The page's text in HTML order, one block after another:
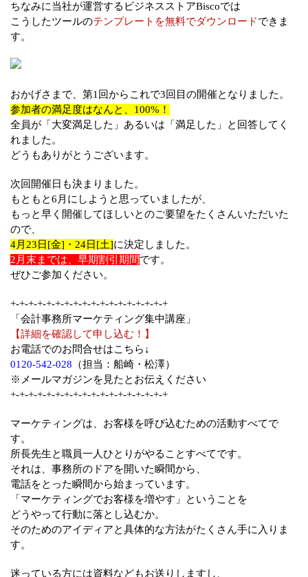
ちなみに当社が運営するビジネスストアBiscoでは
こうしたツールのテンプレートを無料でダウンロードできま
す。
おかげさまで、第1回からこれで3回目の開催となりました。
参加者の満足度はなんと、100%！
全員が「大変満足した」あるいは「満足した」と回答してく
れました。
どうもありがとうございます。
次回開催日も決まりました。
もともと6月にしようと思っていましたが、
もっと早く開催してほしいとのご要望をたくさんいただいた
ので、
4月23日[金]・24日[土]に決定しました。
2月末までは、早期割引期間です。
ぜひご参加ください。
+-+-+-+-+-+-+-+-+-+-+-+-+-+-+-+-+-+
「会計事務所マーケティング集中講座」
【詳細を確認して申し込む！】
お電話でのお問合せはこちら↓
0120-542-028 （担当：船崎・松澤）
※メールマガジンを見たとお伝えください
+-+-+-+-+-+-+-+-+-+-+-+-+-+-+-+-+-+
マーケティングは、お客様を呼び込むための活動すべてで
す。
所長先生と職員一人ひとりがやることすべてです。
それは、事務所のドアを開いた瞬間から、
電話をとった瞬間から始まっています。
「マーケティングでお客様を増やす」ということを
どうやって行動に落とし込むか。
そのためのアイディアと具体的な方法がたくさん手に入りま
す。
迷っている方には資料などもお送りしますし、